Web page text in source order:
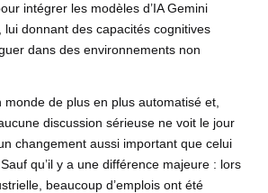
intégrer les modèles d’IA Gemini
lui donnant des capacités cognitives
dans des environnements non
de plus en plus automatisé et,
discussion sérieuse ne voit le jour
changement aussi important que celui
qu’il y a une différence majeure : lors
beaucoup d’emplois ont été